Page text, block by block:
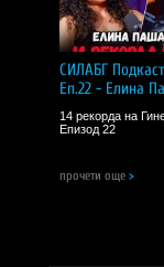
СИЛАБГ
Еп.22 - Елина
14 рекорда на
Епизод 22
прочети още >